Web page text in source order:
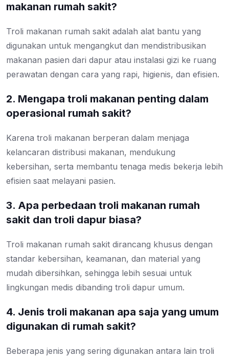
makanan rumah sakit?
Troli makanan rumah sakit adalah alat bantu yang
digunakan untuk mengangkut dan mendistribusikan
makanan pasien dari dapur atau instalasi gizi ke ruang
perawatan dengan cara yang rapi, higienis, dan efisien.
2. Mengapa troli makanan penting dalam
operasional rumah sakit?
Karena troli makanan berperan dalam menjaga
kelancaran distribusi makanan, mendukung
kebersihan, serta membantu tenaga medis bekerja lebih
efisien saat melayani pasien.
3. Apa perbedaan troli makanan rumah
sakit dan troli dapur biasa?
Troli makanan rumah sakit dirancang khusus dengan
standar kebersihan, keamanan, dan material yang
mudah dibersihkan, sehingga lebih sesuai untuk
lingkungan medis dibanding troli dapur umum.
4. Jenis troli makanan apa saja yang umum
digunakan di rumah sakit?
Beberapa jenis yang sering digunakan antara lain troli